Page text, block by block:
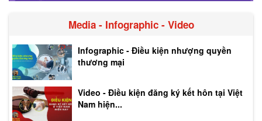
Media - Infographic - Video
Infographic - Điều kiện nhượng quyền
thương mại
Video - Điều kiện đăng ký kết hôn tại Việt
Nam hiện...